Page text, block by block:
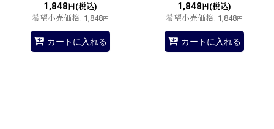
1,848 円(税込)
希望小売価格: 1,848円
カートに入れる
1,848 円(税込)
希望小売価格: 1,848円
カートに入れる